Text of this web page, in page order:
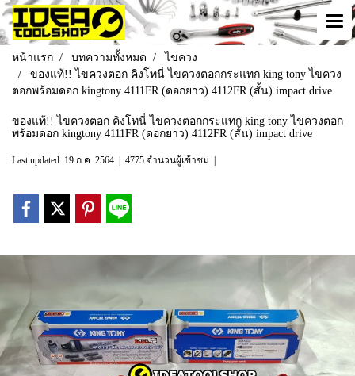
หน้าแรก บทความทั้งหมด
ไขควง
ของแท้!! ไขควงตอก คิงโทนี่ ไขควงตอกกระแทก king tony ไขควง
ตอกพร้อมดอก kingtony 4111FR (ดอกยาว) 4112FR (สั้น) impact drive
ของแท้!! ไขควงตอก คิงโทนี่ ไขควงตอกกระแทก king tony ไขควงตอก
พร้อมดอก kingtony 4111FR (ดอกยาว) 4112FR (สั้น) impact drive
Last updated: 19 ก.ค. 2564 4775 จำนวนผู้เข้าชม